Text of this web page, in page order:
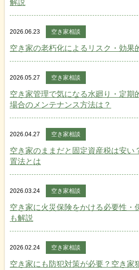
解説
2026.06.23 空き家相談
空き家の老朽化によるリスク・効果
2026.05.27 空き家相談
空き家管理で気になる水廻り・定期
場合のメンテナンス方法は？
2026.04.27 空き家相談
空き家のままだと固定資産税は安い
置法とは
2026.03.24 空き家相談
空き家に火災保険をかける必要性・
も解説
2026.02.24 空き家相談
空き家にも防犯対策が必要？空き家